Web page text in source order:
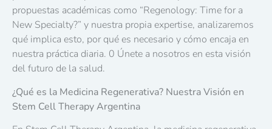
propuestas académicas como “Regenology: Time for a
New Specialty?” y nuestra propia expertise, analizaremos
qué implica esto, por qué es necesario y cómo encaja en
nuestra práctica diaria. 0 Únete a nosotros en esta visión
del futuro de la salud.
¿Qué es la Medicina Regenerativa? Nuestra Visión en
Stem Cell Therapy Argentina